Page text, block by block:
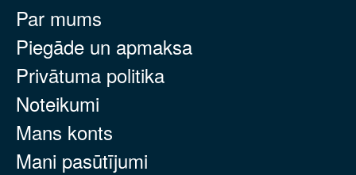
Par mums
Piegāde un apmaksa
Privātuma politika
Noteikumi
Mans konts
Mani pasūtījumi